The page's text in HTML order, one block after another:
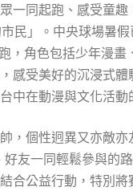
一同起跑、感受童
民」。中央球場暑
，角色包括少年漫
感受美好的沉浸式
中在動漫與文化活動
，個性迥異又亦敵
友一同輕鬆參與的
合公益行動，特別